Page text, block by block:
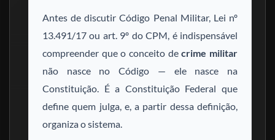
Antes de discutir Código Penal Militar, Lei nº
13.491/17 ou art. 9º do CPM, é indispensável
compreender que o conceito decrime militar
não nasce no Código — ele nasce na
Constituição. É a Constituição Federal que
define quem julga, e, a partir dessa definição,
organiza o sistema.